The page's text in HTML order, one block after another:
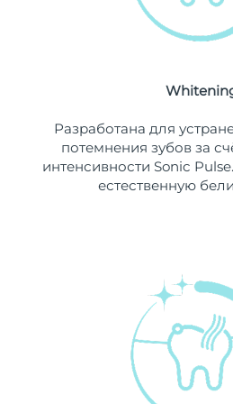
Разработана для
потемнения зубов за
интенсивности Sonic
естественную
Люксембург
Макао (САР)